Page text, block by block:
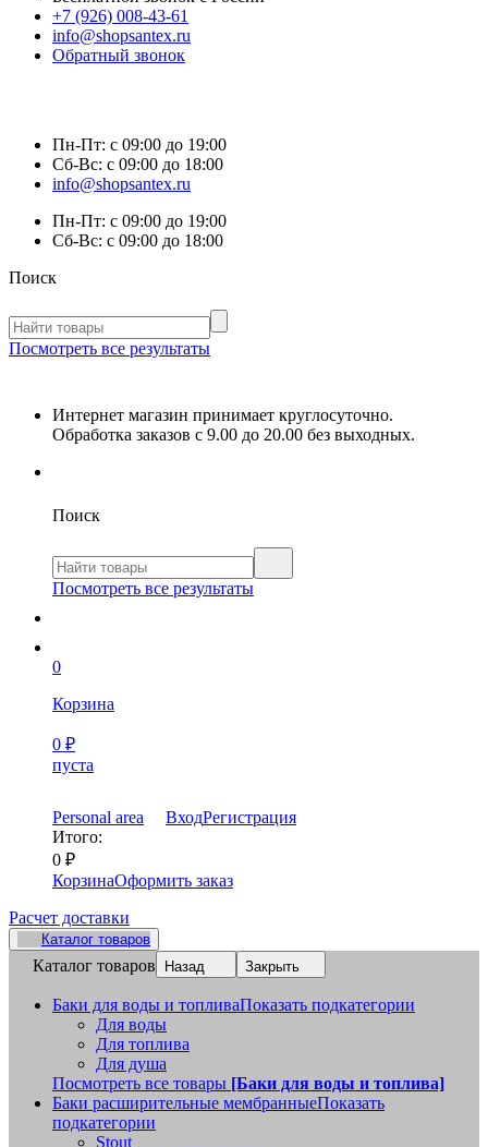
+7 (926) 008-43-61
info@shopsantex.ru
Обратный звонок
Пн-Пт: с 09:00 до 19:00
Сб-Вс: с 09:00 до 18:00
info@shopsantex.ru
Пн-Пт: с 09:00 до 19:00
Сб-Вс: с 09:00 до 18:00
Поиск
Посмотреть все результаты
Интернет магазин принимает круглосуточно.
Обработка заказов с 9.00 до 20.00 без выходных.
Поиск
Посмотреть все результаты
0
Корзина
0 ₽
пуста
Personal area ВходРегистрация
Итого:
0 ₽
КорзинаОформить заказ
Расчет доставки
Каталог товаров
Каталог товаров Назад Закрыть
Баки для воды и топливаПоказать подкатегории
Для воды
Для топлива
Для душа
Посмотреть все товары [Баки для воды и топлива]
Баки расширительные мембранныеПоказать
подкатегории
Stout